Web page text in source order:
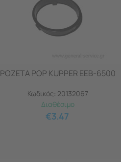
ΡΟΖΕΤΑ POP KUPPER EEB-6500
Κωδικός: 20132067
Διαθέσιμο
€3.47